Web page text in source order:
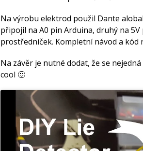
Na výrobu elektrod použil Dante
připojil na A0 pin Arduina, druhý na
prostředníček. Kompletní návod a kód
Na závěr je nutné dodat, že se
cool 🙂